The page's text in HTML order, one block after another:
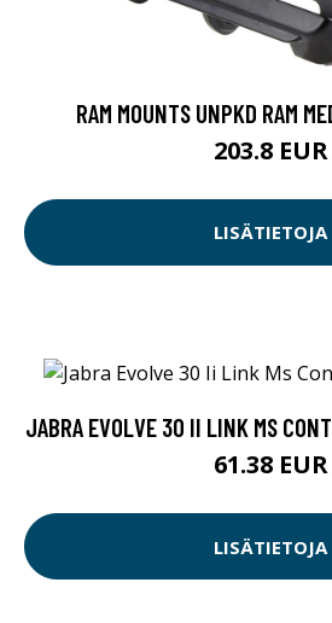
RAM MOUNTS UNPKD RAM
203.8 EUR
LISÄTIETOJA
JABRA EVOLVE 30 II LINK MS
61.38 EUR
LISÄTIETOJA